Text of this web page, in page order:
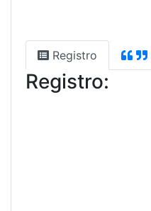
Registro
Registro: